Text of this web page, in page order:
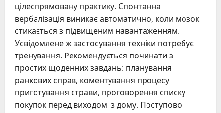
цілеспрямовану практику. Спонтанна
вербалізація виникає автоматично, коли мозок
стикається з підвищеним навантаженням.
Усвідомлене ж застосування техніки потребує
тренування. Рекомендується починати з
простих щоденних завдань: планування
ранкових справ, коментування процесу
приготування страви, проговорення списку
покупок перед виходом із дому. Поступово